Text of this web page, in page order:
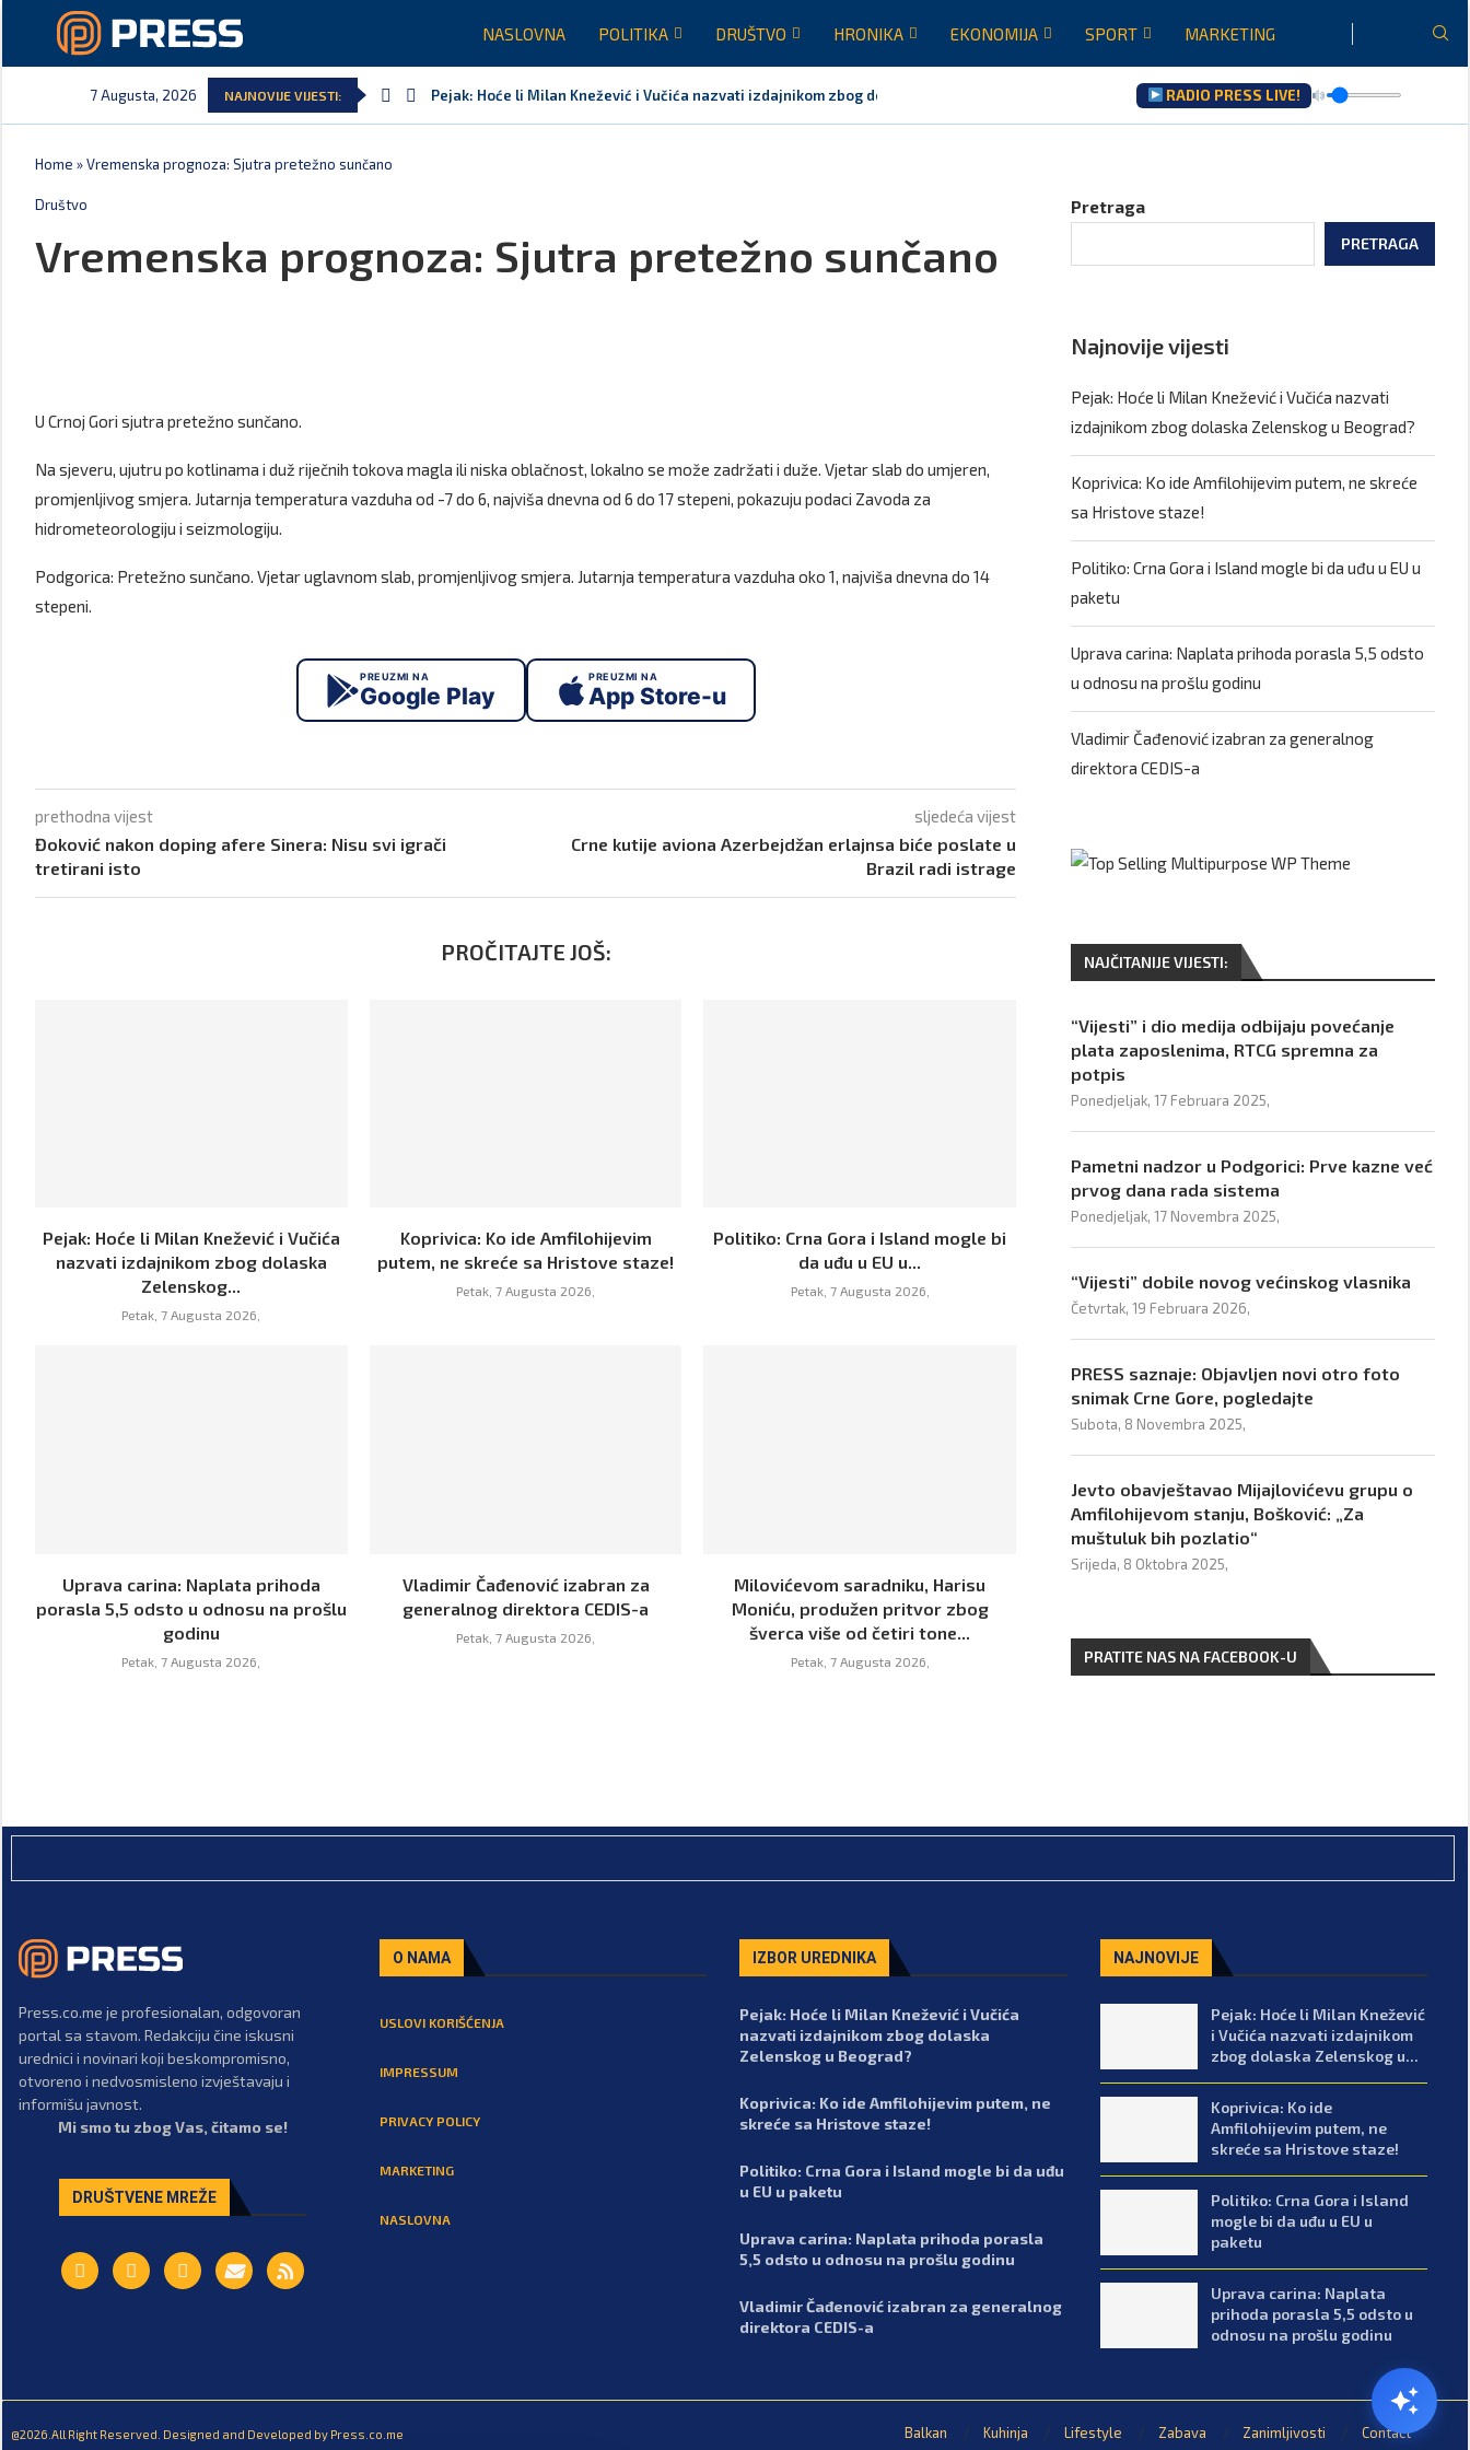
NASLOVNA POLITIKA DRUŠTVO HRONIKA EKONOMIJA SPORT MARKETING
7 Augusta, 2026 NAJNOVIJE VIJESTI: Pejak: Hoće li Milan Knežević i Vučića nazvati izdajnikom zbog dolaska... RADIO PRESS LIVE!
Home »Vremenska prognoza: Sjutra pretežno sunčano
Društvo
Vremenska prognoza: Sjutra pretežno sunčano
U Crnoj Gori sjutra pretežno sunčano.
Na sjeveru, ujutru po kotlinama i duž riječnih tokova magla ili niska oblačnost, lokalno se može zadržati i duže. Vjetar slab do umjeren,
promjenljivog smjera. Jutarnja temperatura vazduha od -7 do 6, najviša dnevna od 6 do 17 stepeni, pokazuju podaci Zavoda za
hidrometeorologiju i seizmologiju.
Podgorica: Pretežno sunčano. Vjetar uglavnom slab, promjenljivog smjera. Jutarnja temperatura vazduha oko 1, najviša dnevna do 14
stepeni.
PREUZMI NA
Google Play
PREUZMI NA
App Store-u
prethodna vijest
Đoković nakon doping afere Sinera: Nisu svi igrači
tretirani isto
sljedeća vijest
Crne kutije aviona Azerbejdžan erlajnsa biće poslate u
Brazil radi istrage
PROČITAJTE JOŠ:
Pejak: Hoće li Milan Knežević i Vučića
nazvati izdajnikom zbog dolaska
Zelenskog...
Petak, 7 Augusta 2026,
Koprivica: Ko ide Amfilohijevim
putem, ne skreće sa Hristove staze!
Petak, 7 Augusta 2026,
Politiko: Crna Gora i Island mogle bi
da uđu u EU u...
Petak, 7 Augusta 2026,
Uprava carina: Naplata prihoda
porasla 5,5 odsto u odnosu na prošlu
godinu
Petak, 7 Augusta 2026,
Vladimir Čađenović izabran za
generalnog direktora CEDIS-a
Petak, 7 Augusta 2026,
Milovićevom saradniku, Harisu
Moniću, produžen pritvor zbog
šverca više od četiri tone...
Petak, 7 Augusta 2026,
Pretraga
PRETRAGA
Najnovije vijesti
Pejak: Hoće li Milan Knežević i Vučića nazvati
izdajnikom zbog dolaska Zelenskog u Beograd?
Koprivica: Ko ide Amfilohijevim putem, ne skreće
sa Hristove staze!
Politiko: Crna Gora i Island mogle bi da uđu u EU u
paketu
Uprava carina: Naplata prihoda porasla 5,5 odsto
u odnosu na prošlu godinu
Vladimir Čađenović izabran za generalnog
direktora CEDIS-a
NAJČITANIJE VIJESTI:
“Vijesti” i dio medija odbijaju povećanje
plata zaposlenima, RTCG spremna za
potpis
Ponedjeljak, 17 Februara 2025,
Pametni nadzor u Podgorici: Prve kazne već
prvog dana rada sistema
Ponedjeljak, 17 Novembra 2025,
“Vijesti” dobile novog većinskog vlasnika
Četvrtak, 19 Februara 2026,
PRESS saznaje: Objavljen novi otro foto
snimak Crne Gore, pogledajte
Subota, 8 Novembra 2025,
Jevto obavještavao Mijajlovićevu grupu o
Amfilohijevom stanju, Bošković: „Za
muštuluk bih pozlatio“
Srijeda, 8 Oktobra 2025,
PRATITE NAS NA FACEBOOK-U
Press.co.me je profesionalan, odgovoran
portal sa stavom. Redakciju čine iskusni
urednici i novinari koji beskompromisno,
otvoreno i nedvosmisleno izvještavaju i
informišu javnost.
Mi smo tu zbog Vas, čitamo se!
DRUŠTVENE MREŽE
O NAMA
USLOVI KORIŠĆENJA
IMPRESSUM
PRIVACY POLICY
MARKETING
NASLOVNA
IZBOR UREDNIKA
Pejak: Hoće li Milan Knežević i Vučića
nazvati izdajnikom zbog dolaska
Zelenskog u Beograd?
Koprivica: Ko ide Amfilohijevim putem, ne
skreće sa Hristove staze!
Politiko: Crna Gora i Island mogle bi da uđu
u EU u paketu
Uprava carina: Naplata prihoda porasla
5,5 odsto u odnosu na prošlu godinu
Vladimir Čađenović izabran za generalnog
direktora CEDIS-a
NAJNOVIJE
Pejak: Hoće li Milan Knežević
i Vučića nazvati izdajnikom
zbog dolaska Zelenskog u...
Koprivica: Ko ide
Amfilohijevim putem, ne
skreće sa Hristove staze!
Politiko: Crna Gora i Island
mogle bi da uđu u EU u
paketu
Uprava carina: Naplata
prihoda porasla 5,5 odsto u
odnosu na prošlu godinu
@2026.All Right Reserved. Designed and Developed by Press.co.me Balkan Kuhinja Lifestyle Zabava Zanimljivosti Contact